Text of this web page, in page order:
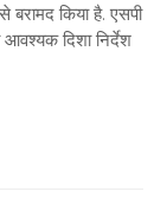
बरामद किया है. एसपी
दिशा निर्देश